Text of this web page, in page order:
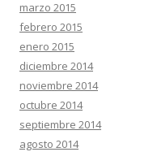
marzo 2015
febrero 2015
enero 2015
diciembre 2014
noviembre 2014
octubre 2014
septiembre 2014
agosto 2014